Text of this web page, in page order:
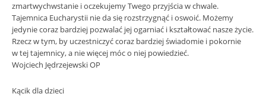
zmartwychwstanie i oczekujemy Twego przyjścia w chwale.
Tajemnica Eucharystii nie da się rozstrzygnąć i oswoić. Możemy
jedynie coraz bardziej pozwalać jej ogarniać i kształtować nasze życie.
Rzecz w tym, by uczestniczyć coraz bardziej świadomie i pokornie
w tej tajemnicy, a nie więcej móc o niej powiedzieć.
Wojciech Jędrzejewski OP
Kącik dla dzieci